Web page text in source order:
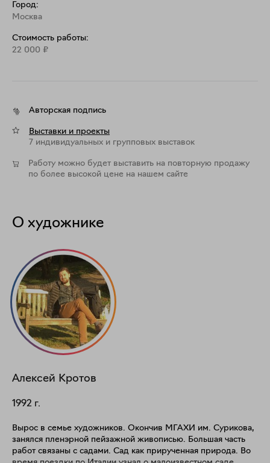
Город:
Москва
Стоимость работы:
22 000 ₽
Авторская подпись
Выставки и проекты
7 индивидуальных и групповых выставок
Работу можно будет выставить на повторную продажу
по более высокой цене на нашем сайте
О художнике
Алексей Кротов
1992 г.
Вырос в семье художников. Окончив МГАХИ им. Сурикова,
занялся пленэрной пейзажной живописью. Большая часть
работ связаны с садами. Сад как прирученная природа. Во